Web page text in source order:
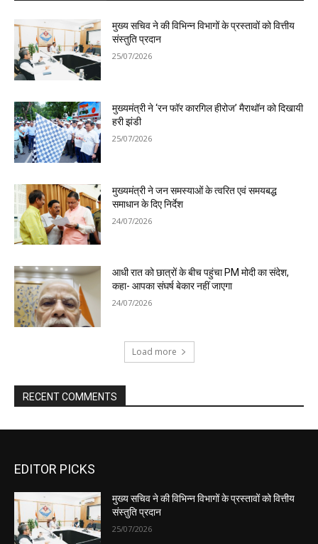
EDITOR PICKS
मुख्य सचिव ने की विभिन्न विभागों के प्रस्तावों को वित्तीय
संस्तुति प्रदान
25/07/2026